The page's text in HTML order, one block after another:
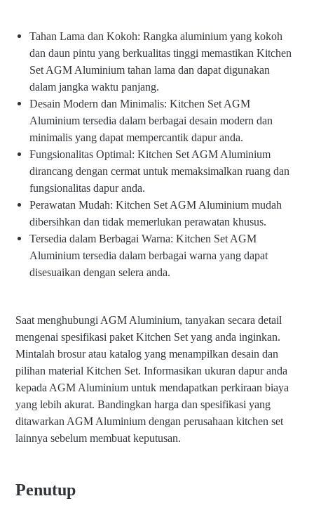
Tahan Lama dan Kokoh: Rangka aluminium yang kokoh
dan daun pintu yang berkualitas tinggi memastikan Kitchen
Set AGM Aluminium tahan lama dan dapat digunakan
dalam jangka waktu panjang.
Desain Modern dan Minimalis: Kitchen Set AGM
Aluminium tersedia dalam berbagai desain modern dan
minimalis yang dapat mempercantik dapur anda.
Fungsionalitas Optimal: Kitchen Set AGM Aluminium
dirancang dengan cermat untuk memaksimalkan ruang dan
fungsionalitas dapur anda.
Perawatan Mudah: Kitchen Set AGM Aluminium mudah
dibersihkan dan tidak memerlukan perawatan khusus.
Tersedia dalam Berbagai Warna: Kitchen Set AGM
Aluminium tersedia dalam berbagai warna yang dapat
disesuaikan dengan selera anda.
Saat menghubungi AGM Aluminium, tanyakan secara detail
mengenai spesifikasi paket Kitchen Set yang anda inginkan.
Mintalah brosur atau katalog yang menampilkan desain dan
pilihan material Kitchen Set. Informasikan ukuran dapur anda
kepada AGM Aluminium untuk mendapatkan perkiraan biaya
yang lebih akurat. Bandingkan harga dan spesifikasi yang
ditawarkan AGM Aluminium dengan perusahaan kitchen set
lainnya sebelum membuat keputusan.
Penutup